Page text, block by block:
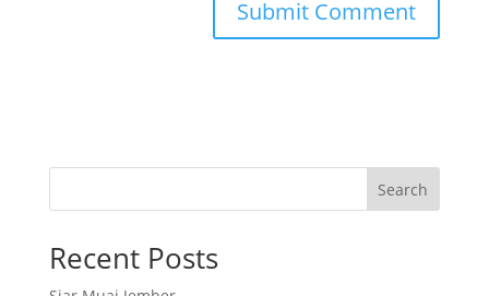
Search
Recent Posts